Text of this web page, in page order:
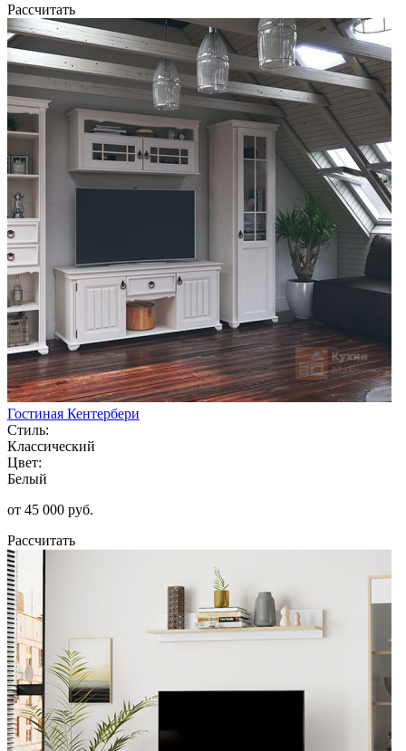
Рассчитать
Гостиная Кентербери
Стиль:
Классический
Цвет:
Белый
от 45 000 руб.
Рассчитать